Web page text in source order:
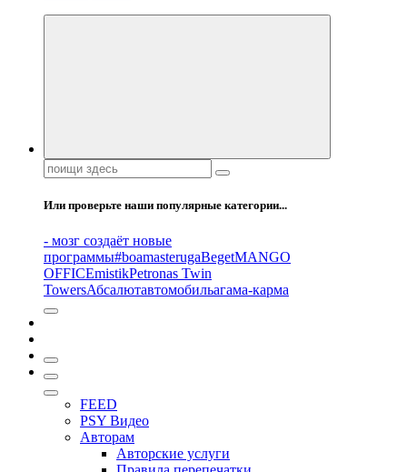
Поиск:
Или проверьте наши популярные категории...
- мозг создаёт новые
программы#boamasterugaBegetMANGO
OFFICEmistikPetronas Twin
TowersАбсалютавтомобильагама-карма
FEED
PSY Видео
Авторам
Авторские услуги